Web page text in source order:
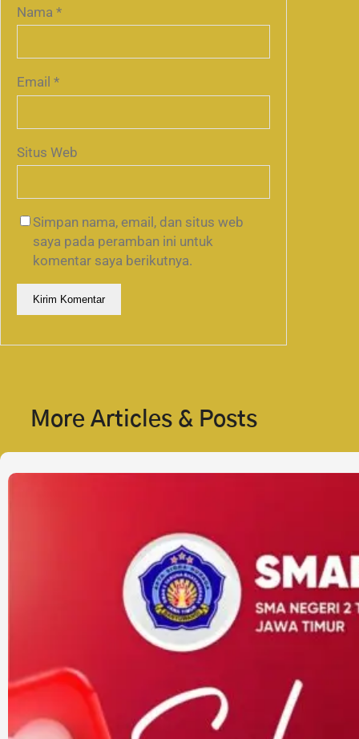
Nama *
Email *
Situs Web
Simpan nama, email, dan situs web
saya pada peramban ini untuk
komentar saya berikutnya.
More Articles & Posts